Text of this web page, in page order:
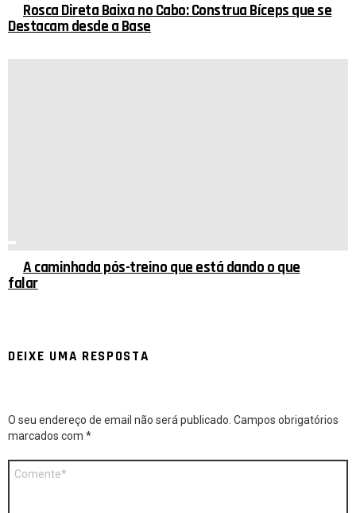
Rosca Direta Baixa no Cabo: Construa Bíceps que se
Destacam desde a Base
A caminhada pós-treino que está dando o que
falar
DEIXE UMA RESPOSTA
O seu endereço de email não será publicado. Campos obrigatórios
marcados com *
Comentário